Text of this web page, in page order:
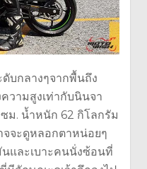
บกลางๆจากพื้นถึง
วามสูงเท่ากับนินจา
ม. น้ำหนัก 62 กิโลกรัม
จจะดูหลอกตาหน่อยๆ
และเบาะคนนั่งซ้อนที่